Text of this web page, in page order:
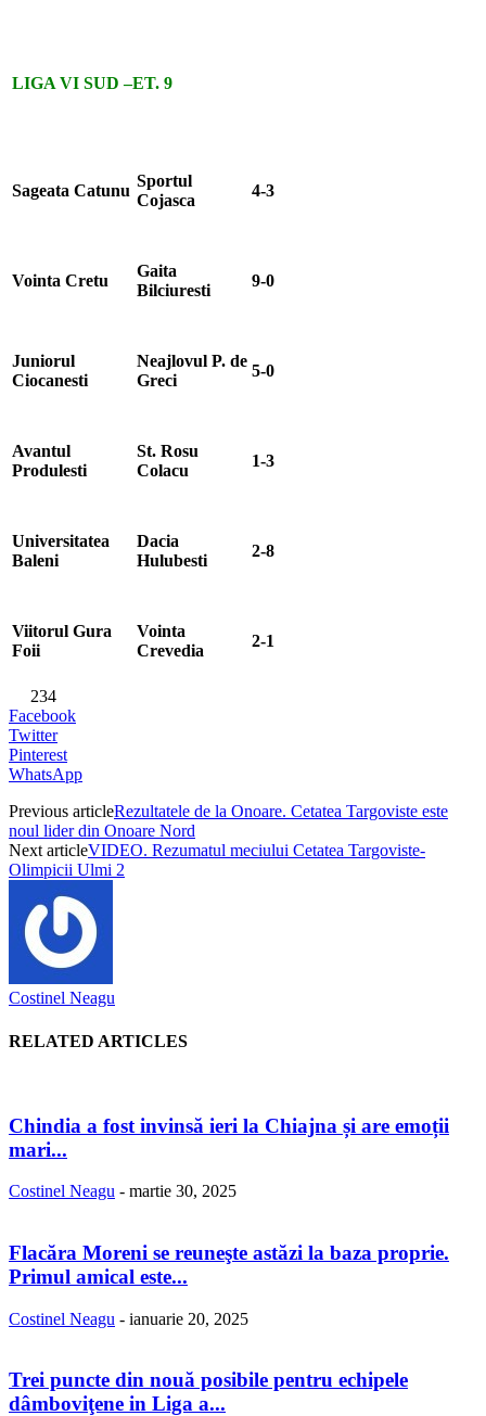
LIGA VI SUD –ET. 9
Sageata Catunu
Sportul
Cojasca
4-3
Vointa Cretu
Gaita
Bilciuresti
9-0
Juniorul
Ciocanesti
Neajlovul P. de
Greci
5-0
Avantul
Produlesti
St. Rosu
Colacu
1-3
Universitatea
Baleni
Dacia
Hulubesti
2-8
Viitorul Gura
Foii
Vointa
Crevedia
2-1
234
Facebook
Twitter
Pinterest
WhatsApp
Previous articleRezultatele de la Onoare. Cetatea Targoviste este
noul lider din Onoare Nord
Next articleVIDEO. Rezumatul meciului Cetatea Targoviste-
Olimpicii Ulmi 2
Costinel Neagu
RELATED ARTICLES
Chindia a fost invinsă ieri la Chiajna și are emoții
mari...
Costinel Neagu - martie 30, 2025
Flacăra Moreni se reuneşte astăzi la baza proprie.
Primul amical este...
Costinel Neagu - ianuarie 20, 2025
Trei puncte din nouă posibile pentru echipele
dâmboviţene in Liga a...